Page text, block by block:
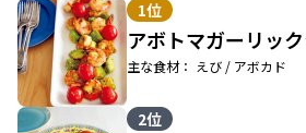
1位
アボトマガーリッ
主な食材： えび / アボカド
2位